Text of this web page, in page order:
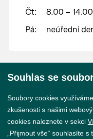
Čt:
8.00 – 14.00
Pá:
neúřední
Souhlas se
Soubory cookies
zkušenosti s našimi
cookies naleznete v sekci
„Přijmout vše“ souhlasíte